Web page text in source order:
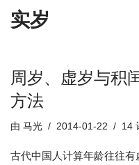
实岁
周岁、虚岁与积
方法
由 马光 2014-01-22 14
古代中国人计算年龄往往